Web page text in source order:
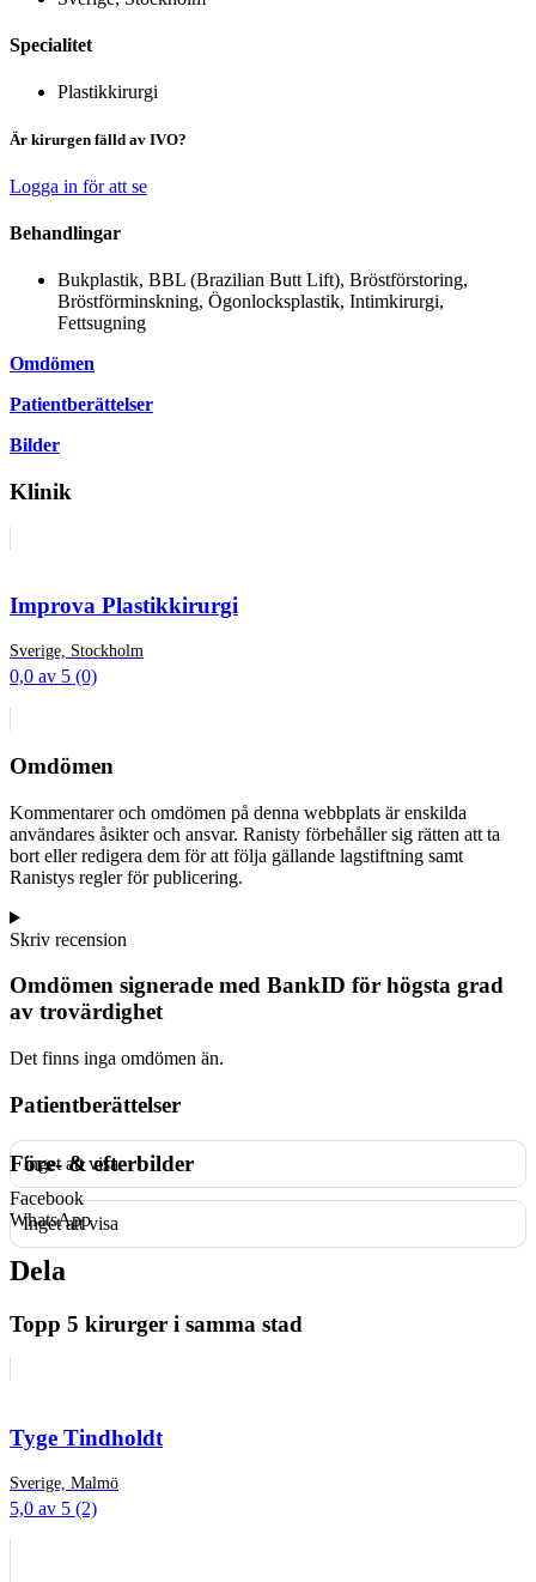
Specialitet
Plastikkirurgi
Är kirurgen fälld av IVO?
Logga in för att se
Behandlingar
Bukplastik, BBL (Brazilian Butt Lift), Bröstförstoring,
Bröstförminskning, Ögonlocksplastik, Intimkirurgi,
Fettsugning
Omdömen
Patientberättelser
Bilder
Klinik
Improva Plastikkirurgi
Sverige, Stockholm
0,0 av 5 (0)
Omdömen
Kommentarer och omdömen på denna webbplats är enskilda
användares åsikter och ansvar. Ranisty förbehåller sig rätten att ta
bort eller redigera dem för att följa gällande lagstiftning samt
Ranistys regler för publicering.
Skriv recension
Omdömen signerade med BankID för högsta grad
av trovärdighet
Det finns inga omdömen än.
Patientberättelser
Inget att visa
Före- & efterbilder
Inget att visa
Facebook
WhatsApp
Dela
Topp 5 kirurger i samma stad
Tyge Tindholdt
Sverige, Malmö
5,0 av 5 (2)